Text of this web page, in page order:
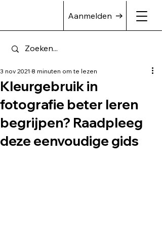
Aanmelden
Kleurgebruik in
fotografie beter leren
begrijpen? Raadpleeg
deze eenvoudige gids
3 nov 2021 8 minuten om te lezen